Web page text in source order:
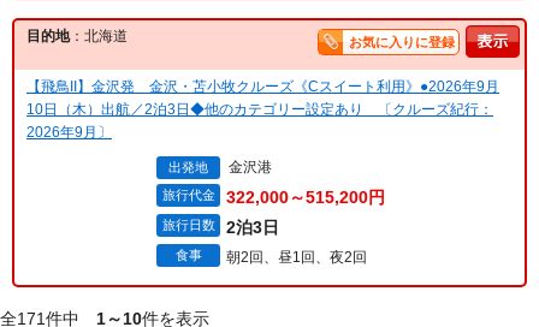
目的地：北海道 お気に入りに登録
【飛鳥II】金沢発 金沢・苫小牧クルーズ《Cスイート利用》●2026年9月
10日（木）出航／2泊3日◆他のカテゴリー設定あり 〔クルーズ紀行：
2026年9月〕
出発地 金沢港
旅行代金 322,000～515,200円
旅行日数 2泊3日
食事 朝2回、昼1回、夜2回
全171件中 1～10件を表示